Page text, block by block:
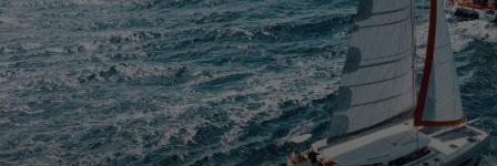
JOURNAL DE BORD - EXCESS 13
26.03.2025